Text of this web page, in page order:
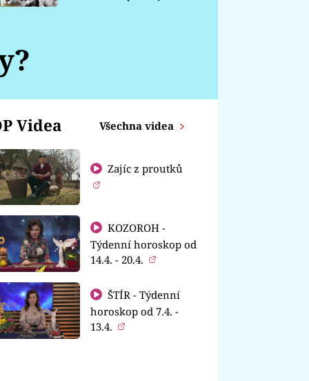
Videa Všechna videa
Zajíc z proutků
KOZOROH -
Týdenní horoskop od
14.4. - 20.4.
ŠTÍR - Týdenní
horoskop od 7.4. -
13.4.